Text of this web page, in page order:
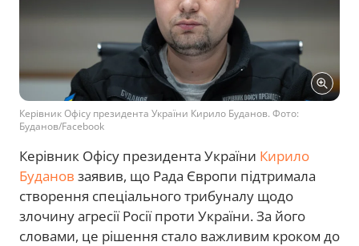
Керівник Офісу президента України Кирило Буданов. Фото:
Буданов/Facebook
Керівник Офісу президента України Кирило
Буданов заявив, що Рада Європи підтримала
створення спеціального трибуналу щодо
злочину агресії Росії проти України. За його
словами, це рішення стало важливим кроком до